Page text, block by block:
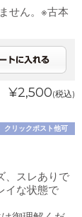
せん。※古本
¥2,500(税込)
クリックポスト他可
、スレありで
イな状態で